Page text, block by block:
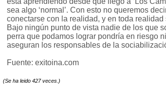
sea algo ‘normal’. Con esto no queremos
conectarse con la realidad, y en toda
Bajo ningún punto de vista nadie de los que
perra que podamos lograr pondría en riesgo
aseguran los responsables de la
Fuente: exitoina.com
(Se ha leido 427 veces.)